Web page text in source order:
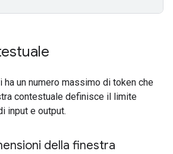
ha un numero massimo di token che
contestuale definisce il limite
input e output.
della finestra